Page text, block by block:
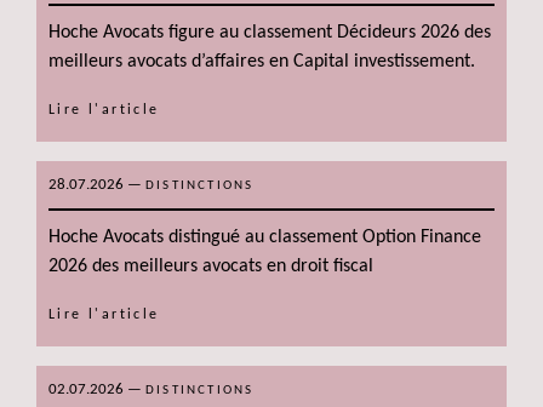
Hoche Avocats figure au classement Décideurs 2026 des
meilleurs avocats d’affaires en Capital investissement.
Lire l'article
28.07.2026 — DISTINCTIONS
Hoche Avocats distingué au classement Option Finance
2026 des meilleurs avocats en droit fiscal
Lire l'article
02.07.2026 — DISTINCTIONS